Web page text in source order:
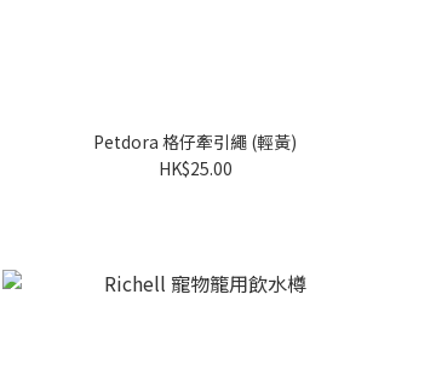
Petdora 格仔牽引繩 (輕黃)
HK$25.00